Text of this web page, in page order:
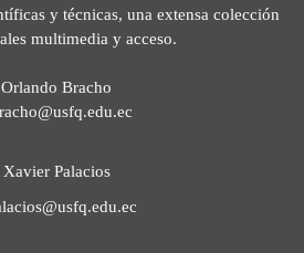
y técnicas, una extensa colección
multimedia y acceso.
Orlando Bracho
Xavier Palacios